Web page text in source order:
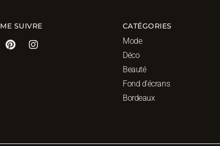
ME SUIVRE CATÉGORIES
Mode
Déco
Beauté
Fond d’écrans
Bordeaux